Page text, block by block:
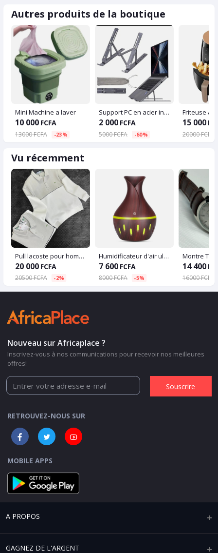
Autres produits de la boutique
Mini Machine a laver
10 000 FCFA
13000 FCFA -23%
Support PC en acier inoxydable - Laptop stand
2 000 FCFA
5000 FCFA -60%
15 000
20000 FCFA
Vu récemment
Pull lacoste pour homme
20 000 FCFA
20500 FCFA -2%
Humidificateur d'air ultrasonique en bois, diffuseur électrique d'arôme, huile essentielle d'aromathérapie, machine à brume fraîche pour la maison
7 600 FCFA
8000 FCFA -5%
Montre
14 400
16000 FCFA
Nouveau sur Africaplace ?
Inscrivez-vous à nos communications pour recevoir nos meilleures
offres!
Souscrire
RETROUVEZ-NOUS SUR
MOBILE APPS
A PROPOS
Qui sommes-nous ?
GAGNEZ DE L'ARGENT